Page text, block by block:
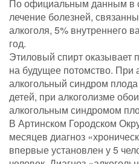
По официальным данным в
лечение болезней,
алкоголя, 5% внутреннего
год.
Этиловый спирт
на будущее потомство. При
алкогольный синдром
детей, при алкоголизме
алкогольным синдромом
В Артинском Городском
месяцев диагноз
впервые установлен у 5